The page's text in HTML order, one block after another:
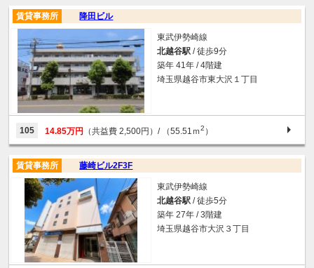
降田ビル
賃貸事務所
東武伊勢崎線
北越谷駅 / 徒歩9分
築年 41年 / 4階建
埼玉県越谷市東大沢１丁目
105 14.85万円 （共益費 2,500円）/ （55.51ｍ2 ）
藤崎ビル2F3F
賃貸事務所
東武伊勢崎線
北越谷駅 / 徒歩5分
築年 27年 / 3階建
埼玉県越谷市大沢３丁目